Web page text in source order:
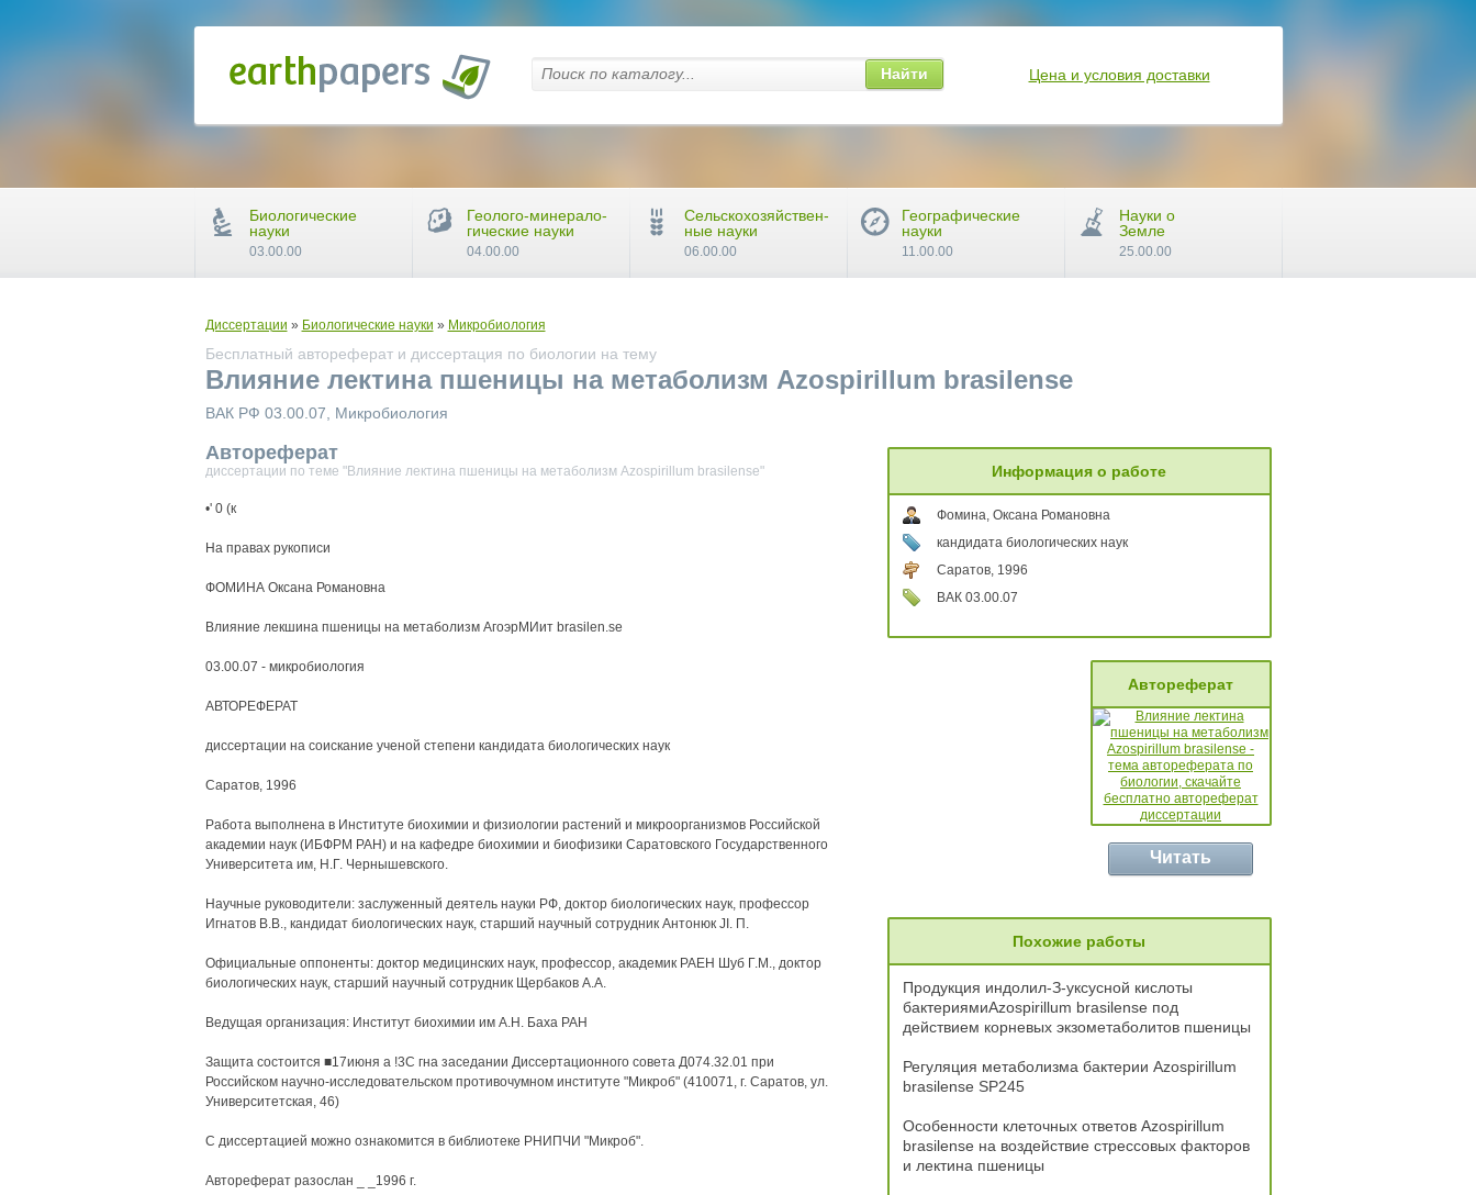
Диссертации » Биологические науки » Микробиология
Бесплатный автореферат и диссертация по биологии на тему
Влияние лектина пшеницы на метаболизм Azospirillum brasilense
ВАК РФ 03.00.07, Микробиология
Автореферат
диссертации по теме "Влияние лектина пшеницы на метаболизм Azospirillum brasilense"
•' 0 (к
На правах рукописи
ФОМИНА Оксана Романовна
Влияние лекшина пшеницы на метаболизм АгоэрМИит brasilen.se
03.00.07 - микробиология
АВТОРЕФЕРАТ
диссертации на соискание ученой степени кандидата биологических наук
Саратов, 1996
Работа выполнена в Институте биохимии и физиологии растений и микроорганизмов Российской
академии наук (ИБФРМ РАН) и на кафедре биохимии и биофизики Саратовского Государственного
Университета им, Н.Г. Чернышевского.
Научные руководители: заслуженный деятель науки РФ, доктор биологических наук, профессор
Игнатов В.В., кандидат биологических наук, старший научный сотрудник Антонюк JI. П.
Официальные оппоненты: доктор медицинских наук, профессор, академик РАЕН Шуб Г.М., доктор
биологических наук, старший научный сотрудник Щербаков А.А.
Ведущая организация: Институт биохимии им А.Н. Баха РАН
Защита состоится ■17июня а !3С гна заседании Диссертационного совета Д074.32.01 при
Российском научно-исследовательском противочумном институте "Микроб" (410071, г. Саратов, ул.
Университетская, 46)
С диссертацией можно ознакомится в библиотеке РНИПЧИ "Микроб".
Автореферат разослан _ _1996 г.
Информация о работе
Фомина, Оксана Романовна
кандидата биологических наук
Саратов, 1996
ВАК 03.00.07
Автореферат
Читать
Похожие работы
Продукция индолил-З-уксусной кислоты
бактериямиAzospirillum brasilense под
действием корневых экзометаболитов пшеницы
Регуляция метаболизма бактерии Azospirillum
brasilense SP245
Особенности клеточных ответов Azospirillum
brasilense на воздействие стрессовых факторов
и лектина пшеницы
Найти Цена и условия доставки
Биологические
науки
03.00.00
Геолого-минерало-
гические науки
04.00.00
Сельскохозяйствен-
ные науки
06.00.00
Географические
науки
11.00.00
Науки о
Земле
25.00.00